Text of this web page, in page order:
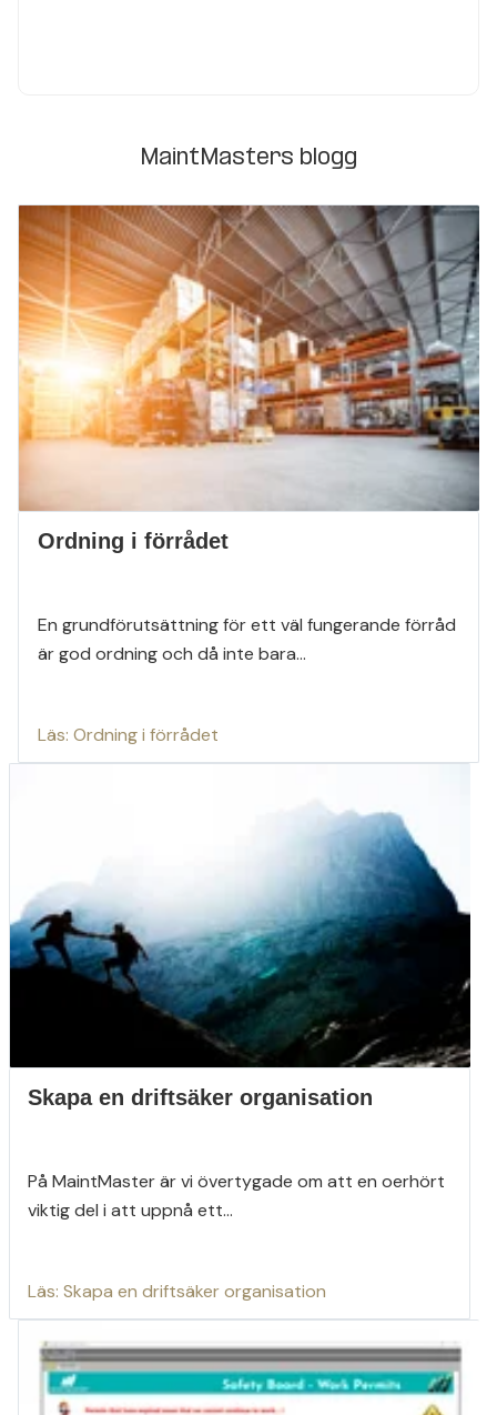
MaintMasters blogg
Ordning i förrådet
En grundförutsättning för ett väl fungerande förråd
är god ordning och då inte bara...
Läs: Ordning i förrådet
Skapa en driftsäker organisation
På MaintMaster är vi övertygade om att en oerhört
viktig del i att uppnå ett...
Läs: Skapa en driftsäker organisation